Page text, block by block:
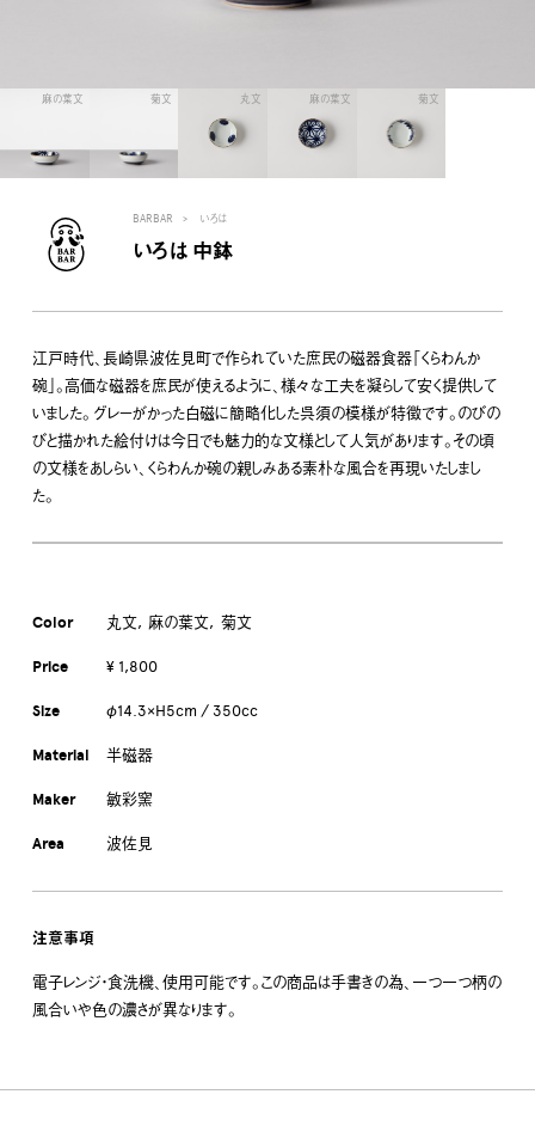
麻の葉文 菊文 丸文 麻の葉文 菊文
BARBAR いろは
いろは 中鉢
江戸時代、長崎県波佐見町で作られていた庶民の磁器食器「くらわんか
碗」。高価な磁器を庶民が使えるように、様々な工夫を凝らして安く提供して
いました。 グレーがかった白磁に簡略化した呉須の模様が特徴です。のびの
びと描かれた絵付けは今日でも魅力的な文様として人気があります。その頃
の文様をあしらい、くらわんか碗の親しみある素朴な風合を再現いたしまし
た。
Color 丸文 麻の葉文 菊文
Price ¥ 1,800
Size φ14.3×H5cm / 350cc
Material 半磁器
Maker 敏彩窯
Area 波佐見
注意事項
電子レンジ・食洗機、使用可能です。この商品は手書きの為、一つ一つ柄の
風合いや色の濃さが異なります。